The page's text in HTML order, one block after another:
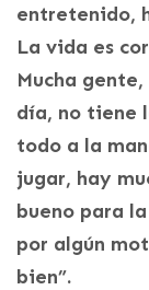
entretenido,
La vida es
Mucha
día, no tiene
todo a la
jugar, hay
bueno para
por algún
bien”.